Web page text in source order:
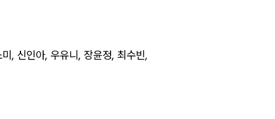
, 신인아, 우유니, 장윤정, 최수빈,